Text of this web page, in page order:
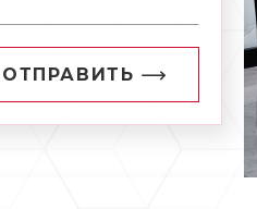
ОТПРАВИТЬ